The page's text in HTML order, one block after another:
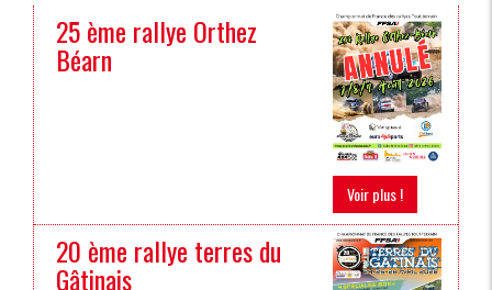
25 ème rallye Orthez
Béarn
Voir plus !
20 ème rallye terres du
Gâtinais